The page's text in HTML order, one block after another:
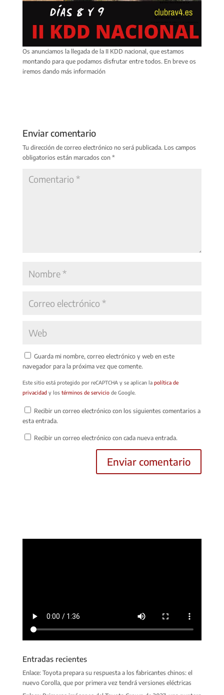
Os anunciamos la llegada de la II KDD nacional, que estamos
montando para que podamos disfrutar entre todos. En breve os
iremos dando más información
Enviar comentario
Tu dirección de correo electrónico no será publicada. Los campos
obligatorios están marcados con *
Guarda mi nombre, correo electrónico y web en este
navegador para la próxima vez que comente.
Este sitio está protegido por reCAPTCHA y se aplican la política de
privacidady los términos de serviciode Google.
Recibir un correo electrónico con los siguientes comentarios a
esta entrada.
Recibir un correo electrónico con cada nueva entrada.
Entradas recientes
Enlace: Toyota prepara su respuesta a los fabricantes chinos: el
nuevo Corolla, que por primera vez tendrá versiones eléctricas